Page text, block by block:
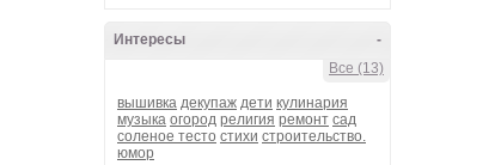
-
Интересы
Все (13)
вышивка декупаж дети кулинария
музыка огород религия ремонт сад
соленое тесто стихи строительство.
юмор